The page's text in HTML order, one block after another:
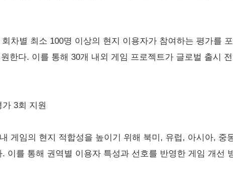
차별 최소 100명 이상의 현지 이용자가 참여하는 평가를
한다. 이를 통해 30개 내외 게임 프로젝트가 글로벌 출시
3회 지원
게임의 현지 적합성을 높이기 위해 북미, 유럽, 아시아, 중
이를 통해 권역별 이용자 특성과 선호를 반영한 게임 개선